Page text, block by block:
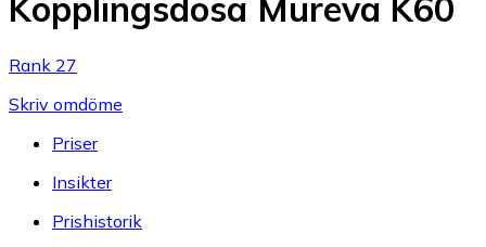
Kopplingsdosa Mureva K60
Rank 27
Skriv omdöme
Priser
Insikter
Prishistorik